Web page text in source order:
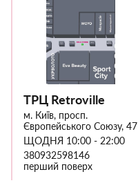
ТРЦ Retroville
м. Київ, просп.
Європейського Союзу, 47
ЩОДНЯ 10:00 - 22:00
380932598146
перший поверх